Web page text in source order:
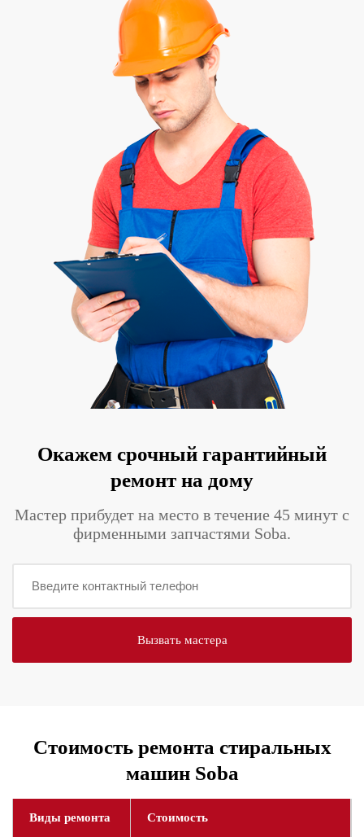
Окажем срочный гарантийный
ремонт на дому
Мастер прибудет на место в течение 45 минут с
фирменными запчастями Soba.
Стоимость ремонта стиральных
машин Soba
Стоимость
Виды ремонта